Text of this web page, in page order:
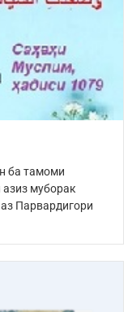
ба тамоми
муборак
Парвардигори